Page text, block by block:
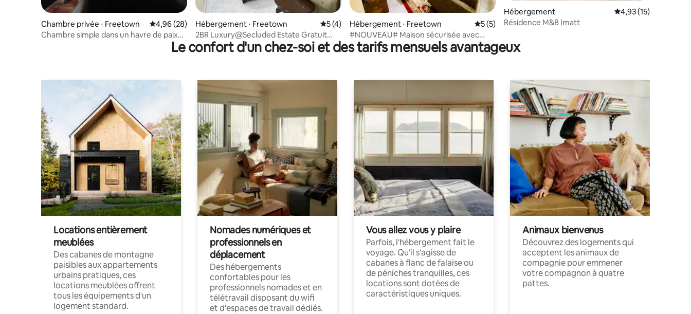
Chambre privée ⋅ Freetown Évaluation moyenne sur la base de 28 commentaires : 4,96 sur 5
4,96 (28)
Chambre simple dans un havre de paix
Hébergement ⋅ Freetown Évaluation moyenne sur la base de 4 commentaires : 5 sur 5
5 (4)
2BR Luxury@Secluded Estate Gratuit
24h/24 et 7j/7 Entièrement solaire
Hébergement ⋅ Freetown Évaluation moyenne sur la base de 5 commentaires : 5 sur 5
5 (5)
#NOUVEAU# Maison sécurisée avec
sécurité à Spur Road
Hébergement Évaluation moyenne
4,93 (15)
Résidence M&B Imatt
Le confort d'un chez-soi et des tarifs mensuels avantageux
Locations entièrement
meublées
Des cabanes de montagne
paisibles aux appartements
urbains pratiques, ces
locations meublées offrent
tous les équipements d'un
logement standard.
Nomades numériques et
professionnels en
déplacement
Des hébergements
confortables pour les
professionnels nomades et en
télétravail disposant du wifi
et d'espaces de travail dédiés.
Vous allez vous y plaire
Parfois, l'hébergement fait le
voyage. Qu'il s'agisse de
cabanes à flanc de falaise ou
de péniches tranquilles, ces
locations sont dotées de
caractéristiques uniques.
Animaux bienvenus
Découvrez des logements qui
acceptent les animaux de
compagnie pour emmener
votre compagnon à quatre
pattes.